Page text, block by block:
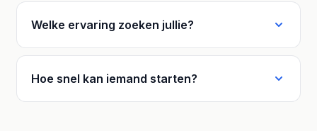
Welke ervaring zoeken jullie?
Hoe snel kan iemand starten?